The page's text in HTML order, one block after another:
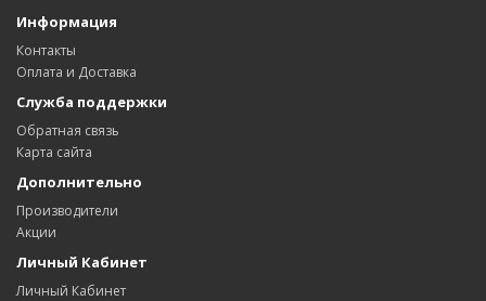
Информация
Контакты
Оплата и Доставка
Служба поддержки
Обратная связь
Карта сайта
Дополнительно
Производители
Акции
Личный Кабинет
Личный Кабинет